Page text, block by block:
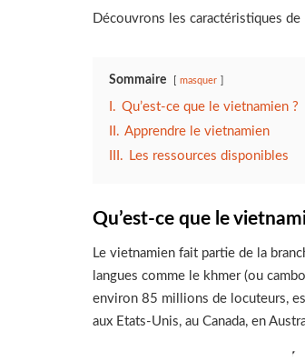
Découvrons les caractéristiques
Sommaire masquer
I. Qu’est-ce que le vietnamien ?
II. Apprendre le vietnamien
III. Les ressources disponibles
Qu’est-ce que le
Le vietnamien fait partie de la
langues comme le khmer (ou
environ 85 millions de locuteurs,
aux Etats-Unis, au Canada, en